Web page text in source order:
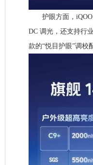
护眼方面，iQOO
DC 调光，还支持行
款的“悦目护眼”调校